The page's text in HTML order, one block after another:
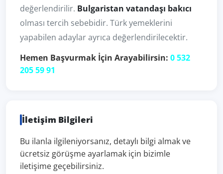
değerlendirilir. Bulgaristan vatandaşı bakıcı
olması tercih sebebidir. Türk yemeklerini
yapabilen adaylar ayrıca değerlendirilecektir.
Hemen Başvurmak İçin Arayabilirsin: 0 532
205 59 91
İletişim Bilgileri
Bu ilanla ilgileniyorsanız, detaylı bilgi almak ve
ücretsiz görüşme ayarlamak için bizimle
iletişime geçebilirsiniz.